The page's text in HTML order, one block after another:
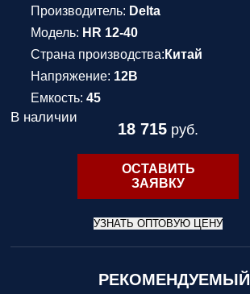
Производитель: Delta
Модель: HR 12-40
Страна производства: Китай
Напряжение: 12В
Емкость: 45
В наличии
18 715 руб.
ОСТАВИТЬ
ЗАЯВКУ
УЗНАТЬ ОПТОВУЮ ЦЕНУ
РЕКОМЕНДУЕМЫЙ